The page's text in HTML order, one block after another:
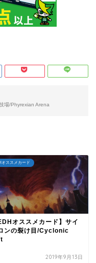
場/Phyrexian Arena
オススメカード
オススメカード】サイ
ンの裂け目/Cyclonic
2019年9月13日